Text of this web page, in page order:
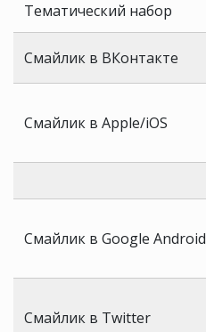
Тематический набор
Смайлик в ВКонтакте
Смайлик в Apple/iOS
Смайлик в Google Android
Смайлик в Twitter